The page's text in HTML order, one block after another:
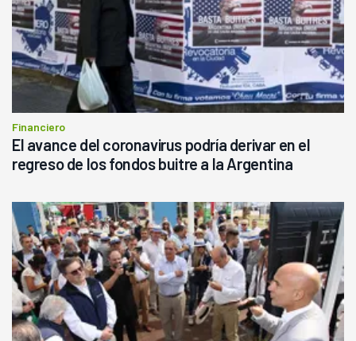
Financiero
El avance del coronavirus podría derivar en el
regreso de los fondos buitre a la Argentina